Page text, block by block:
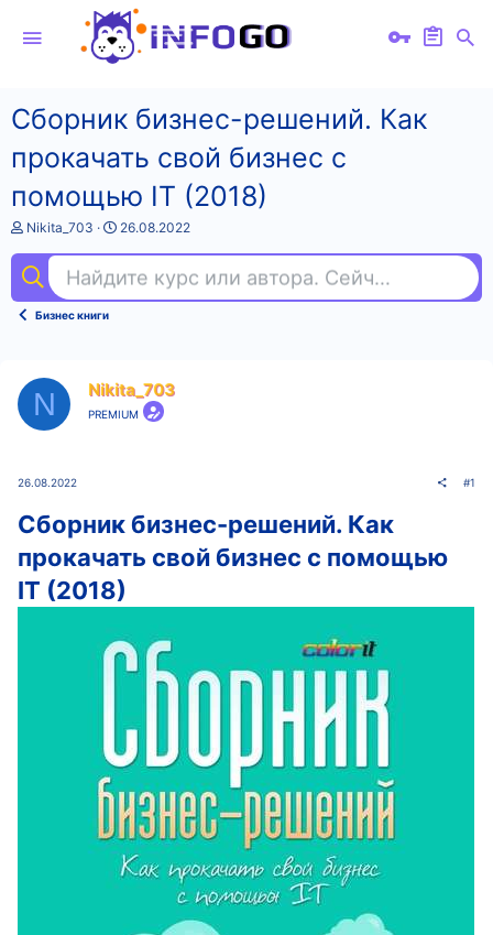
Сборник бизнес-решений. Как
прокачать свой бизнес с
помощью IT (2018)
А
т
о
т
Nikita_703
Д
а
н
а
26.08.2022
Найдите курс или автора. Сейчас ищут
Бизнес книги
N Nikita_703
PREMIUM
26.08.2022 #1
Сборник бизнес-решений. Как
прокачать свой бизнес с помощью
IT (2018)